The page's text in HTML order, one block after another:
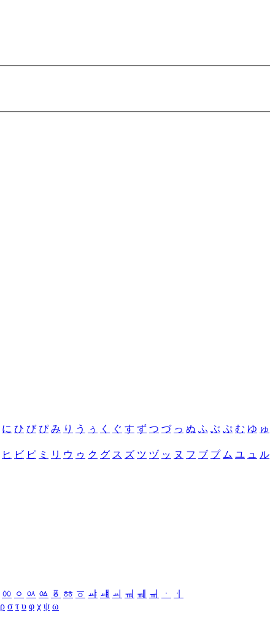
に ひ び ぴ み り う ぅ く ぐ す ず つ づ っ ぬ ふ ぶ ぷ む ゆ ゅ
ヒ ビ ピ ミ リ ウ ゥ ク グ ス ズ ツ ヅ ッ ヌ フ ブ プ ム ユ ュ ル
ㆀ ㆁ ㆂ ㆃ ㆄ ㆅ ㆆ ㆇ ㆈ ㆉ ㆊ ㆋ ㆌ ㆍ
ㆎ
ρ σ τ υ φ χ ψ ω